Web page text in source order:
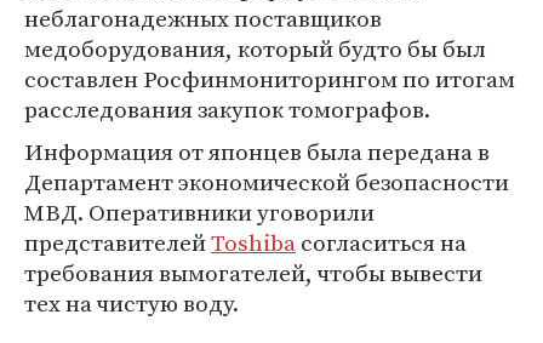
неблагонадежных поставщиков
медоборудования, который будто бы был
составлен Росфинмониторингом по итогам
расследования закупок томографов.
Информация от японцев была передана в
Департамент экономической безопасности
МВД. Оперативники уговорили
представителейToshibaсогласиться на
требования вымогателей, чтобы вывести
тех на чистую воду.